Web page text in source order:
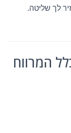
לך שליטה.
כלל המרווח